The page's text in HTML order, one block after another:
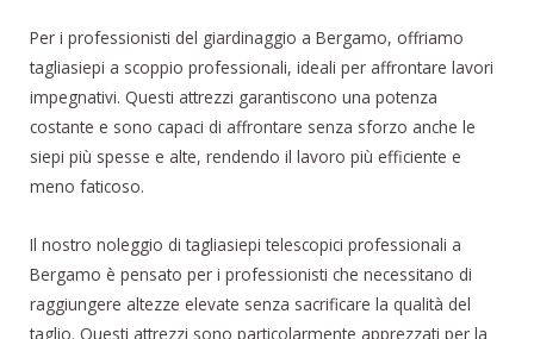
Per i professionisti del giardinaggio a Bergamo, offriamo
tagliasiepi a scoppio professionali, ideali per affrontare lavori
impegnativi. Questi attrezzi garantiscono una potenza
costante e sono capaci di affrontare senza sforzo anche le
siepi più spesse e alte, rendendo il lavoro più efficiente e
meno faticoso.
Il nostro noleggio di tagliasiepi telescopici professionali a
Bergamo è pensato per i professionisti che necessitano di
raggiungere altezze elevate senza sacrificare la qualità del
taglio. Questi attrezzi sono particolarmente apprezzati per la